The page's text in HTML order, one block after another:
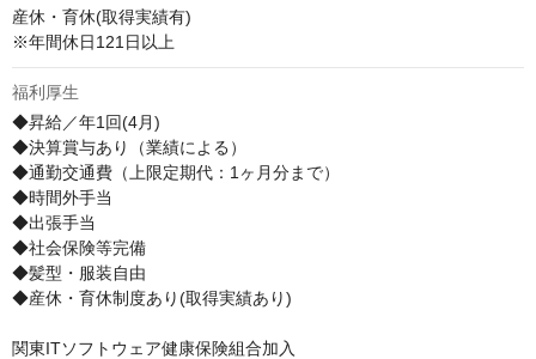
産休・育休(取得実績有)
※年間休日121日以上
福利厚生
◆昇給／年1回(4月)
◆決算賞与あり（業績による）
◆通勤交通費（上限定期代：1ヶ月分まで）
◆時間外手当
◆出張手当
◆社会保険等完備
◆髪型・服装自由
◆産休・育休制度あり(取得実績あり)
関東ITソフトウェア健康保険組合加入